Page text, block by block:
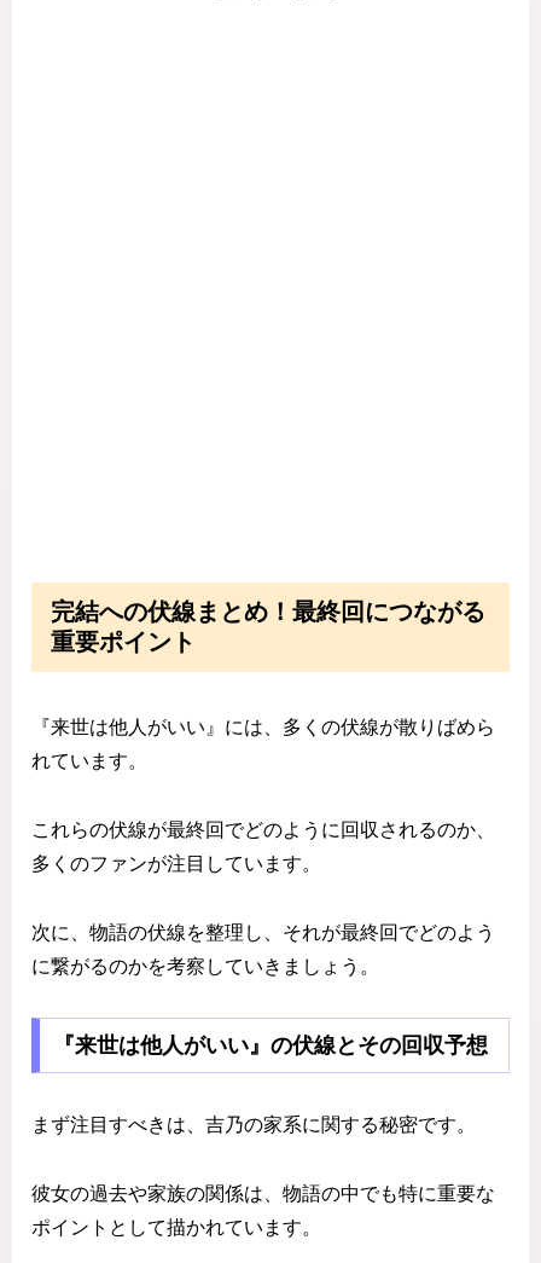
完結への伏線まとめ！最終回につながる
重要ポイント
『来世は他人がいい』には、多くの伏線が散りばめら
れています。
これらの伏線が最終回でどのように回収されるのか、
多くのファンが注目しています。
次に、物語の伏線を整理し、それが最終回でどのよう
に繋がるのかを考察していきましょう。
『来世は他人がいい』の伏線とその回収予想
まず注目すべきは、吉乃の家系に関する秘密です。
彼女の過去や家族の関係は、物語の中でも特に重要な
ポイントとして描かれています。